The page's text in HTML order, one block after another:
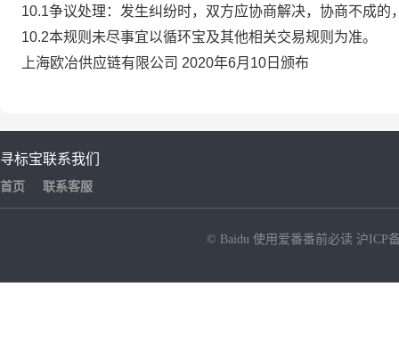
10.1争议处理：发生纠纷时，双方应协商解决，协商不成
10.2本规则未尽事宜以循环宝及其他相关交易规则为准。
上海欧冶供应链有限公司 2020年6月10日颁布
寻标宝
首页
联系我们
联系客服
© Baidu 使用爱番番前必读 沪ICP